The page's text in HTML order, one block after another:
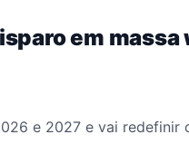
em
e 2027 e vai redefinir